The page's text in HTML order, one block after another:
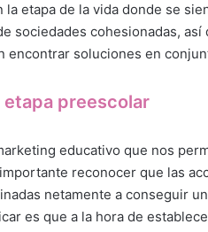
etapa de la vida donde se
sociedades cohesionadas,
encontrar soluciones en
etapa preescolar
educativo que nos
reconocer que las
netamente a conseguir
es que a la hora de